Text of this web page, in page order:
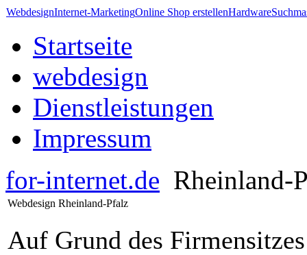
WebdesignInternet-MarketingOnline Shop erstellenHardware
Startseite
webdesign
Dienstleistungen
Impressum
for-internet.de Rheinland-
Webdesign Rheinland-Pfalz
Auf Grund des